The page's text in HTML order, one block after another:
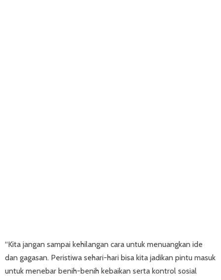
“Kita jangan sampai kehilangan cara untuk menuangkan ide
dan gagasan. Peristiwa sehari-hari bisa kita jadikan pintu masuk
untuk menebar benih-benih kebaikan serta kontrol sosial